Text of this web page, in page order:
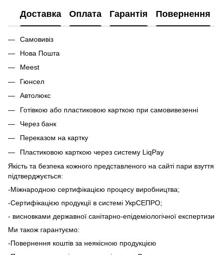
Доставка Оплата Гарантія Повернення
Самовивіз
Нова Пошта
Meest
Гюнсел
Автолюкс
Готівкою або пластиковою карткою при самовивезенні
Через банк
Переказом на картку
Пластиковою карткою через систему LiqPay
Якість та безпека кожного представленого на сайті пари взуття
підтверджується:
-Міжнародною сертифікацією процесу виробництва;
-Сертифікацією продукції в системі УкрСЕПРО;
- висновками державної санітарно-епідеміологічної експертизи
Ми також гарантуємо:
-Повернення коштів за неякісною продукцією